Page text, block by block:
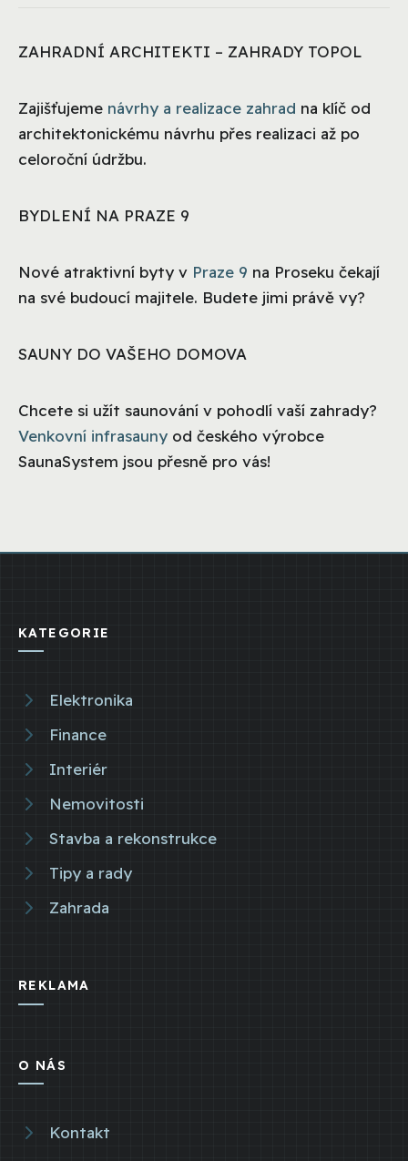
ZAHRADNÍ ARCHITEKTI – ZAHRADY TOPOL
Zajišťujeme návrhy a realizace zahrad na klíč od
architektonickému návrhu přes realizaci až po
celoroční údržbu.
BYDLENÍ NA PRAZE 9
Nové atraktivní byty v Praze 9 na Proseku čekají
na své budoucí majitele. Budete jimi právě vy?
SAUNY DO VAŠEHO DOMOVA
Chcete si užít saunování v pohodlí vaší zahrady?
Venkovní infrasauny od českého výrobce
SaunaSystem jsou přesně pro vás!
KATEGORIE
Elektronika
Finance
Interiér
Nemovitosti
Stavba a rekonstrukce
Tipy a rady
Zahrada
REKLAMA
O NÁS
Kontakt